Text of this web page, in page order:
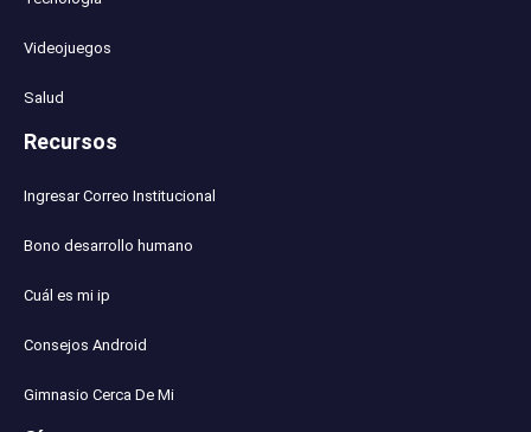
Videojuegos
Salud
Recursos
Ingresar Correo Institucional
Bono desarrollo humano
Cuál es mi ip
Consejos Android
Gimnasio Cerca De Mi